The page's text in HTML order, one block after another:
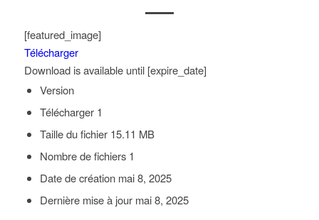
[featured_image]
Télécharger
Download is available until [expire_date]
Version
Télécharger 1
Taille du fichier 15.11 MB
Nombre de fichiers 1
Date de création mai 8, 2025
Dernière mise à jour mai 8, 2025